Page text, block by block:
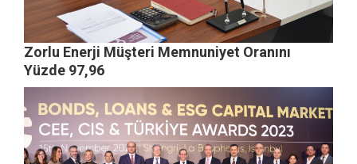
Zorlu Enerji Müşteri Memnuniyet Oranını
Yüzde 97,96